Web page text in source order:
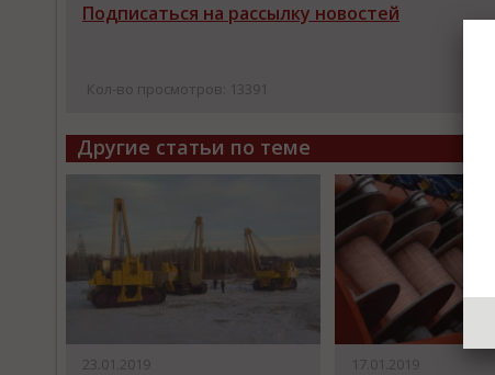
Подписаться на рассылку новостей
Кол-во просмотров: 13391
Другие статьи по теме
23.01.2019
17.01.2019